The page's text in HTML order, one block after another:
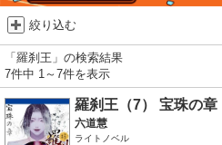
絞り込む
「羅刹王」の検索結果
7件中 1～7件を表示
羅刹王（7） 宝珠の章
六道慧
ライトノベル